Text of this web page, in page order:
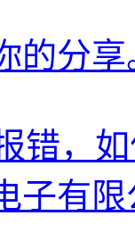
的分享
错，
子有